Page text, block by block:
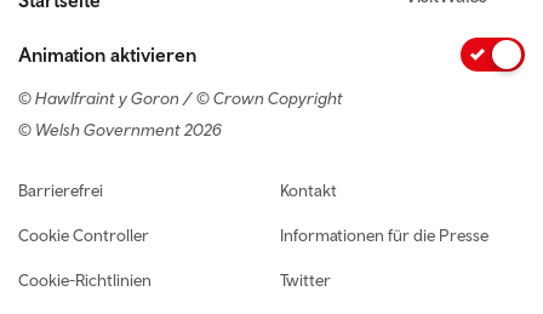
Animation aktivieren
© Hawlfraint y Goron / © Crown Copyright
© Welsh Government 2026
Footer navigation
Barrierefrei
Cookie Controller
Cookie-Richtlinien
Kontakt
Informationen für die Presse
Twitter